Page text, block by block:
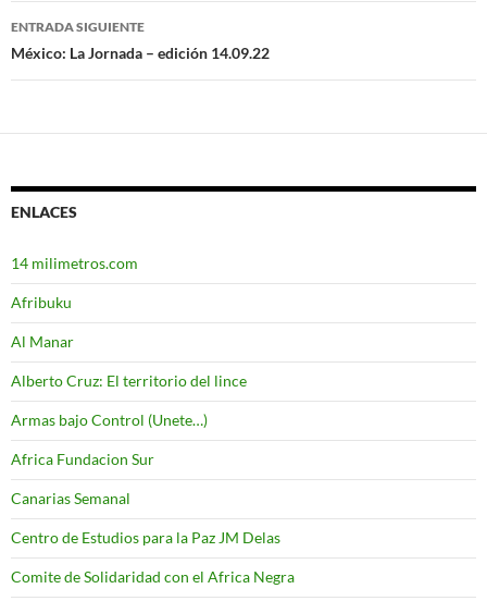
de
entradas
ENTRADA SIGUIENTE
México: La Jornada – edición 14.09.22
ENLACES
14 milimetros.com
Afribuku
Al Manar
Alberto Cruz: El territorio del lince
Armas bajo Control (Unete…)
Africa Fundacion Sur
Canarias Semanal
Centro de Estudios para la Paz JM Delas
Comite de Solidaridad con el Africa Negra